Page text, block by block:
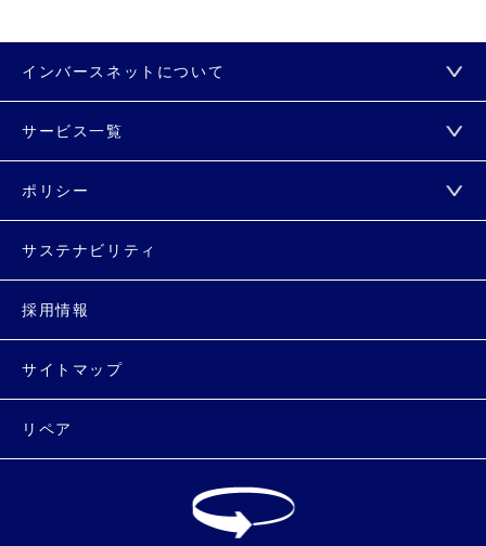
インバースネットについて
サービス一覧
ポリシー
サステナビリティ
採用情報
サイトマップ
リペア